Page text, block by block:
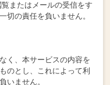
またはメールの受信をす
切の責任を負いません。
く、本サービスの内容を
のとし、これによって利
いません。